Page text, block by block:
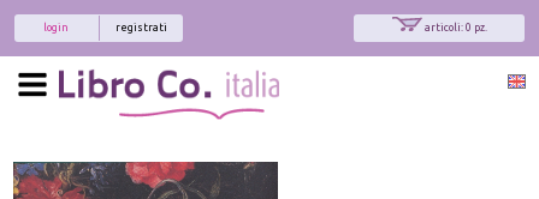
articoli: 0 pz.
registrati
login